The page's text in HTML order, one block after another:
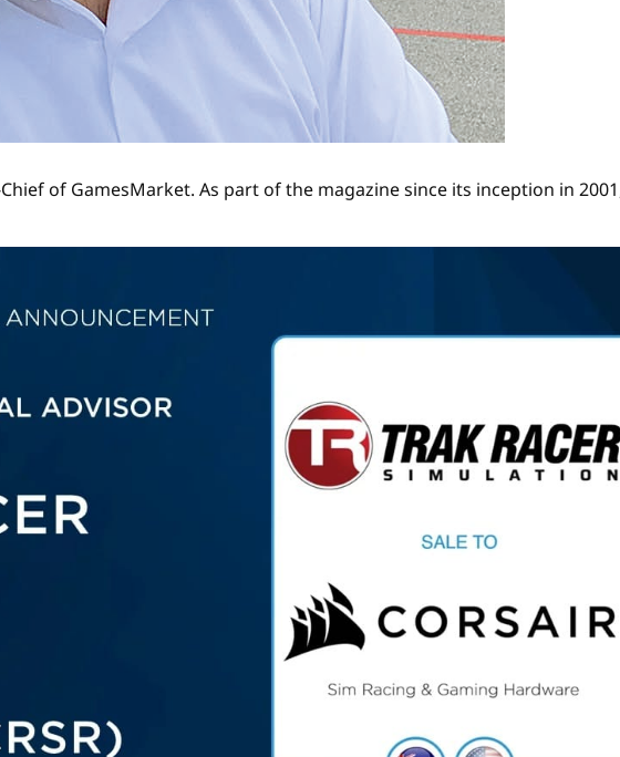
of GamesMarket. As part of the magazine since its inception in